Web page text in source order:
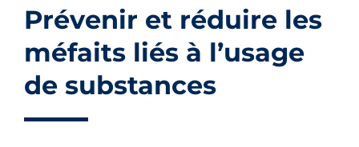
Familles
Personnel scolaire
Nouvelles
Prévenir et réduire les
méfaits liés à l’usage
de substances